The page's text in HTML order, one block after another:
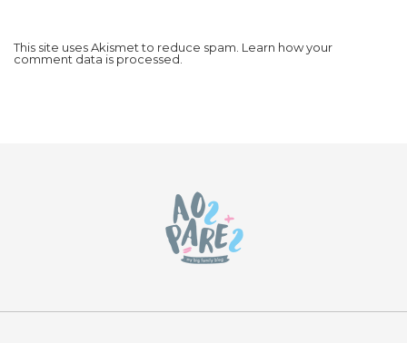
This site uses Akismet to reduce spam. Learn how your
comment data is processed.